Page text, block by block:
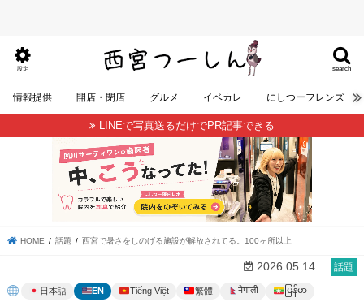
search
設定
情報提供 開店・閉店 グルメ イベカレ にしつーフレンズ
LINEで写真送るだけでPR記事できる
HOME 話題 西宮で暑さをしのげる施設が解放されてる。100ヶ所以上
話題
2026.05.14
日本語 EN Tiếng Việt 繁體 नेपाली မြန်မာ